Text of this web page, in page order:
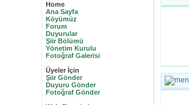
Home
Ana Sayfa
Köyümüz
Forum
Duyurular
Şiir Bölümü
Yönetim Kurulu
Fotoğraf Galerisi
Üyeler İçin
Şiir Gönder
Duyuru Gönder
Fotoğraf Gönder